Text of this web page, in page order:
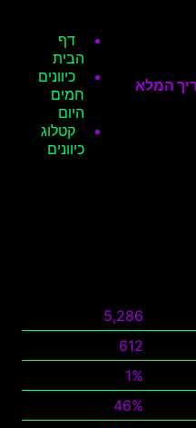
המלא
דף
הבית
כיוונים
חמים
היום
קטלוג
כיוונים
5,286
612
1%
46%